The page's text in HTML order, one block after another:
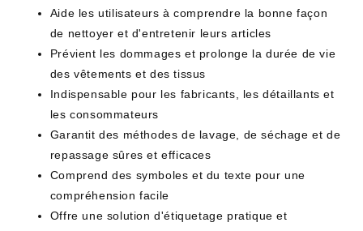
Aide les utilisateurs à comprendre la bonne façon
de nettoyer et d'entretenir leurs articles
Prévient les dommages et prolonge la durée de vie
des vêtements et des tissus
Indispensable pour les fabricants, les détaillants et
les consommateurs
Garantit des méthodes de lavage, de séchage et de
repassage sûres et efficaces
Comprend des symboles et du texte pour une
compréhension facile
Offre une solution d'étiquetage pratique et